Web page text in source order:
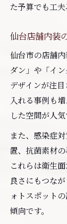
店舗
リフ
意点
店舗
おしゃ
リフ
特徴
仙台
注意
空間
夫
リフ
た予算でも工
仙台店舗内装
仙台市の店舗
ダン」や「イ
デザインが注
入れる事例も
した空間が人気
また、感染症
置、抗菌素材の
これらは衛生
良さにもつな
ォトスポット
傾向です。